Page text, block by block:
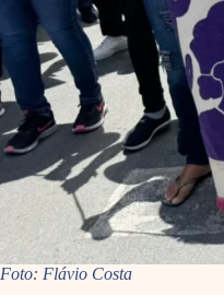
Foto: Flávio Costa